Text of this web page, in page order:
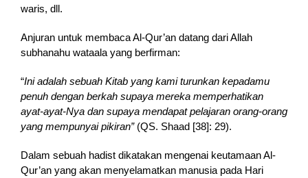
waris, dll.
Anjuran untuk membaca Al-Qur’an datang dari Allah
subhanahu wataala yang berfirman:
“Ini adalah sebuah Kitab yang kami turunkan kepadamu
penuh dengan berkah supaya mereka memperhatikan
ayat-ayat-Nya dan supaya mendapat pelajaran orang-orang
yang mempunyai pikiran” (QS. Shaad [38]: 29).
Dalam sebuah hadist dikatakan mengenai keutamaan Al-
Qur’an yang akan menyelamatkan manusia pada Hari